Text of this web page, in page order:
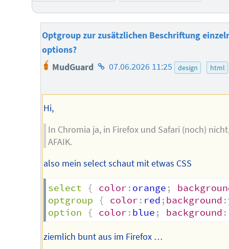
Optgroup zur zusätzlichen Beschriftung
options?
MudGuard Homepage
Autors
07.06.2026 11:25 design html
Hi,
In Chromia ja, in Firefox und Safari (noch)
AFAIK.
also mein select schaut mit etwas CSS
select { color : orange ;
optgroup
{ color : red ; background :
option
{ color : blue ; background :
ziemlich bunt aus im Firefox …